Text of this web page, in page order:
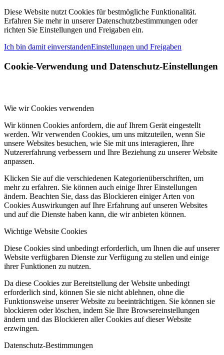
Diese Website nutzt Cookies für bestmögliche Funktionalität.
Erfahren Sie mehr in unserer Datenschutzbestimmungen oder
richten Sie Einstellungen und Freigaben ein.
Ich bin damit einverstandenEinstellungen und Freigaben
Cookie-Verwendung und Datenschutz-Einstellungen
Wie wir Cookies verwenden
Wir können Cookies anfordern, die auf Ihrem Gerät eingestellt
werden. Wir verwenden Cookies, um uns mitzuteilen, wenn Sie
unsere Websites besuchen, wie Sie mit uns interagieren, Ihre
Nutzererfahrung verbessern und Ihre Beziehung zu unserer Website
anpassen.
Klicken Sie auf die verschiedenen Kategorienüberschriften, um
mehr zu erfahren. Sie können auch einige Ihrer Einstellungen
ändern. Beachten Sie, dass das Blockieren einiger Arten von
Cookies Auswirkungen auf Ihre Erfahrung auf unseren Websites
und auf die Dienste haben kann, die wir anbieten können.
Wichtige Website Cookies
Diese Cookies sind unbedingt erforderlich, um Ihnen die auf unserer
Website verfügbaren Dienste zur Verfügung zu stellen und einige
ihrer Funktionen zu nutzen.
Da diese Cookies zur Bereitstellung der Website unbedingt
erforderlich sind, können Sie sie nicht ablehnen, ohne die
Funktionsweise unserer Website zu beeinträchtigen. Sie können sie
blockieren oder löschen, indem Sie Ihre Browsereinstellungen
ändern und das Blockieren aller Cookies auf dieser Website
erzwingen.
Datenschutz-Bestimmungen